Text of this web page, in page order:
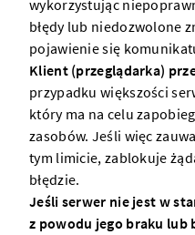
wykorzystując
błędy lub niedozwolone
pojawienie się
Klient (przeglądarka)
przypadku większości
który ma na celu
zasobów. Jeśli więc
tym limicie, zablokuje
błędzie.
Jeśli serwer nie jest w
z powodu jego braku lub